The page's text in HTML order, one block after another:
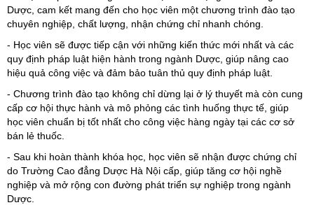
Dược, cam kết mang đến cho học viên một chương trình đào tạo
chuyên nghiệp, chất lượng, nhận chứng chỉ nhanh chóng.
- Học viên sẽ được tiếp cận với những kiến thức mới nhất và các
quy định pháp luật hiện hành trong ngành Dược, giúp nâng cao
hiệu quả công việc và đảm bảo tuân thủ quy định pháp luật.
- Chương trình đào tạo không chỉ dừng lại ở lý thuyết mà còn cung
cấp cơ hội thực hành và mô phỏng các tình huống thực tế, giúp
học viên chuẩn bị tốt nhất cho công việc hàng ngày tại các cơ sở
bán lẻ thuốc.
- Sau khi hoàn thành khóa học, học viên sẽ nhận được chứng chỉ
do Trường Cao đẳng Dược Hà Nội cấp, giúp tăng cơ hội nghề
nghiệp và mở rộng con đường phát triển sự nghiệp trong ngành
Dược.